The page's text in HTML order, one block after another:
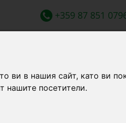
ви в нашия сайт, като ви
нашите посетители.
+359 87 851